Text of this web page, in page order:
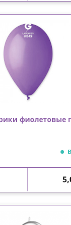
фиолетовые